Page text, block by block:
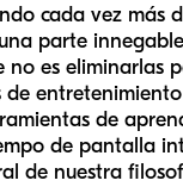
cada vez más
parte
no es eliminarlas
de
de
de pantalla
de nuestra